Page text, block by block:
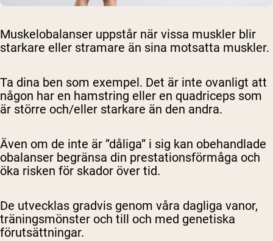
Muskelobalanser uppstår när vissa muskler blir
starkare eller stramare än sina motsatta muskler.
Ta dina ben som exempel. Det är inte ovanligt att
någon har en hamstring eller en quadriceps som
är större och/eller starkare än den andra.
Även om de inte är ”dåliga” i sig kan obehandlade
obalanser begränsa din prestationsförmåga och
öka risken för skador över tid.
De utvecklas gradvis genom våra dagliga vanor,
träningsmönster och till och med genetiska
förutsättningar.